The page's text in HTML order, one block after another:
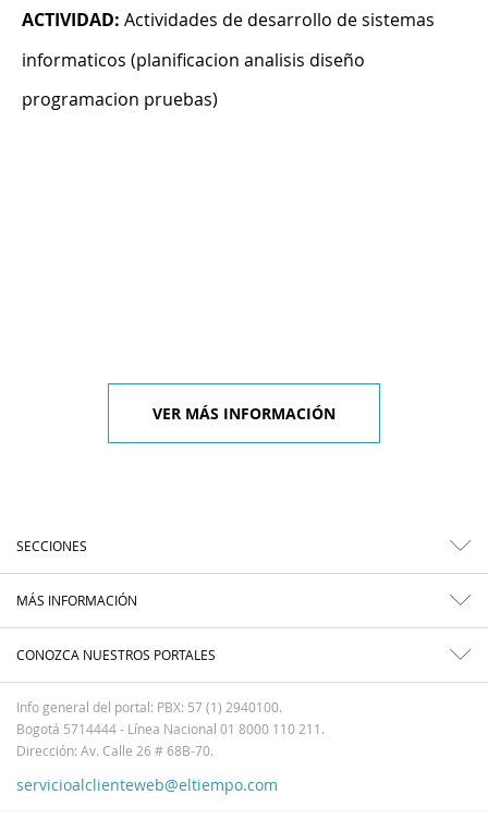
ACTIVIDAD: Actividades de desarrollo de sistemas
informaticos (planificacion analisis diseño
programacion pruebas)
VER MÁS INFORMACIÓN
SECCIONES
MÁS INFORMACIÓN
CONOZCA NUESTROS PORTALES
Info general del portal: PBX: 57 (1) 2940100.
Bogotá 5714444 - Línea Nacional 01 8000 110 211.
Dirección: Av. Calle 26 # 68B-70.
servicioalclienteweb@eltiempo.com